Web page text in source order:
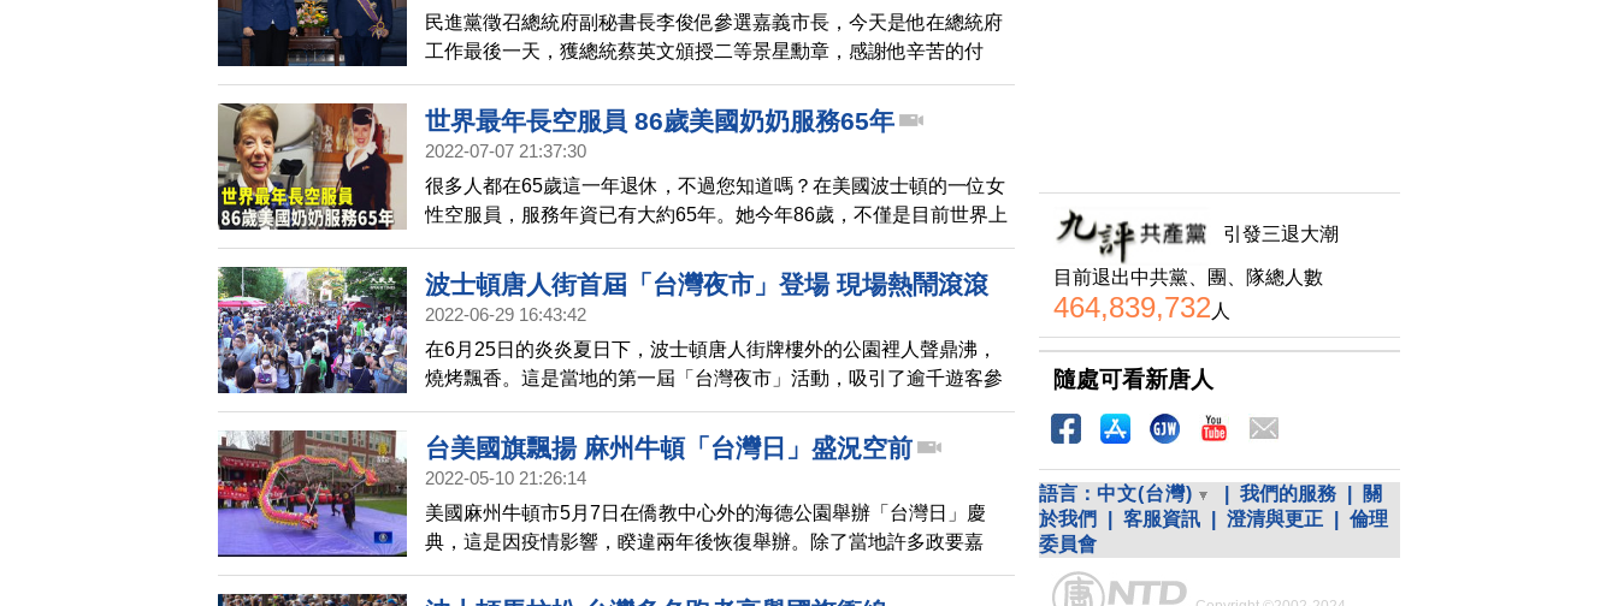
民進黨徵召總統府副秘書長李俊俋參選嘉義市長，今天是他在總統府
工作最後一天，獲總統蔡英文頒授二等景星勳章，感謝他辛苦的付
出；李俊俋也表示，會帶著一向專業赤忱的心，努力下一個任務。
世界最年長空服員 86歲美國奶奶服務65年
2022-07-07 21:37:30
很多人都在65歲這一年退休，不過您知道嗎？在美國波士頓的一位女
性空服員，服務年資已有大約65年。她今年86歲，不僅是目前世界上
最年長的現任空服員，也是擁有最長服務年資的空服員。
波士頓唐人街首屆「台灣夜市」登場 現場熱鬧滾滾
2022-06-29 16:43:42
在6月25日的炎炎夏日下，波士頓唐人街牌樓外的公園裡人聲鼎沸，
燒烤飄香。這是當地的第一屆「台灣夜市」活動，吸引了逾千遊客參
與。
台美國旗飄揚 麻州牛頓「台灣日」盛況空前
2022-05-10 21:26:14
美國麻州牛頓市5月7日在僑教中心外的海德公園舉辦「台灣日」慶
典，這是因疫情影響，睽違兩年後恢復舉辦。除了當地許多政要嘉
賓、各僑社代表，還吸引很多來自各族裔的遊客前來共襄盛舉。
引發三退大潮
目前退出中共黨、團、隊總人數
464,839,732 人
隨處可看新唐人
語言： 中文(台灣) 我們的服務
關
於我們
客服資訊 澄清與更正
倫理
委員會